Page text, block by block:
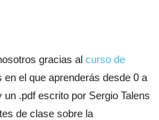
gracias al curso de
en el que aprenderás desde 0 a
.pdf escrito por Sergio Talens
de clase sobre la